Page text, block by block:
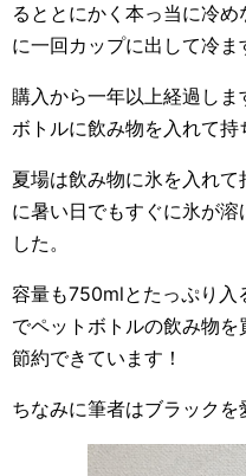
るととにかく本っ当に冷
に一回カップに出して冷ま
購入から一年以上経過し
ボトルに飲み物を入れて持
夏場は飲み物に氷を入れ
に暑い日でもすぐに氷が
した。
容量も750mlとたっぷり入
でペットボトルの飲み物
節約できています！
ちなみに筆者はブラックを